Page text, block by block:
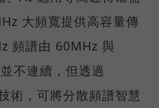
大頻寬提供高容量傳
頻譜由 60MHz 與
不連續，但透過
術，可將分散頻譜智慧